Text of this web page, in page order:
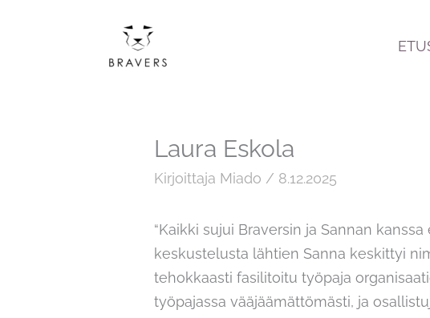
Laura Eskola
Kirjoittaja Miado / 8.12.2025
“Kaikki sujui Braversin ja Sannan
keskustelusta lähtien Sanna keskittyi
tehokkaasti fasilitoitu työpaja
työpajassa vääjäämättömästi, ja